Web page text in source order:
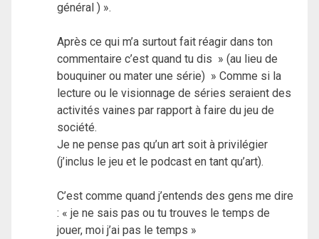
général ) ».
Après ce qui m’a surtout fait réagir dans ton
commentaire c’est quand tu dis » (au lieu de
bouquiner ou mater une série) » Comme si la
lecture ou le visionnage de séries seraient des
activités vaines par rapport à faire du jeu de
société.
Je ne pense pas qu’un art soit à privilégier
(j’inclus le jeu et le podcast en tant qu’art).
C’est comme quand j’entends des gens me dire
: « je ne sais pas ou tu trouves le temps de
jouer, moi j’ai pas le temps »